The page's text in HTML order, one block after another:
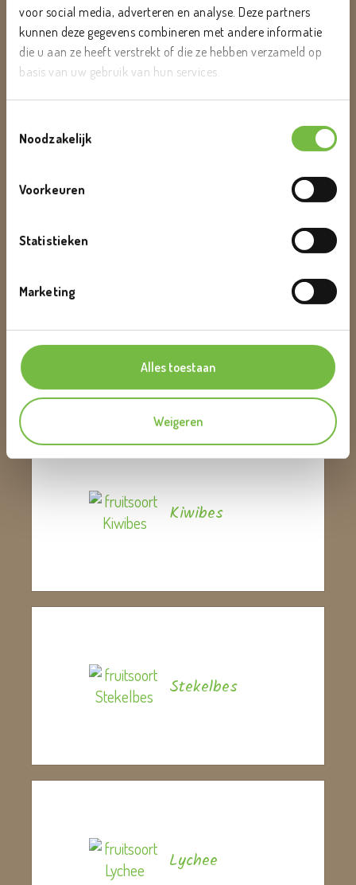
voor social media, adverteren en analyse. Deze partners
kunnen deze gegevens combineren met andere informatie
die u aan ze heeft verstrekt of die ze hebben verzameld op
basis van uw gebruik van hun services.
Noodzakelijk
Voorkeuren
Statistieken
Marketing
Alles toestaan
Weigeren
Kiwi
Kiwibes
Stekelbes
Lychee